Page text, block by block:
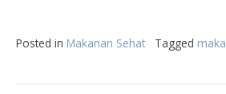
Posted in Makanan Sehat Tagged